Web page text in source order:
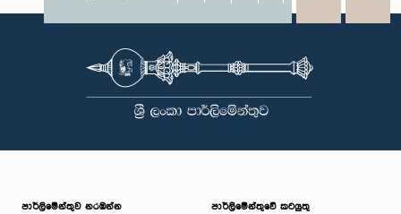
WhatsAppLinkedIn
පාර්ලි‌මේන්තුව නරඹන්න පාර්ලිමේන්තුවේ කටයුතු